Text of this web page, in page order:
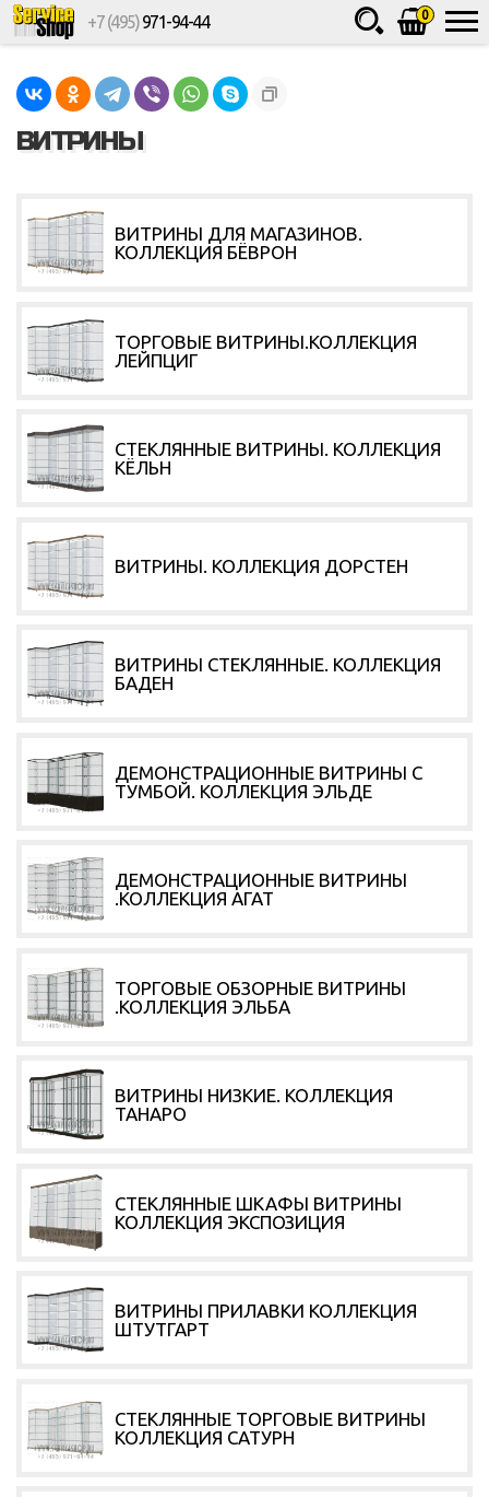
Service
0
+7 (495)971-94-44
ВИТРИНЫ
ВИТРИНЫ ДЛЯ МАГАЗИНОВ.
КОЛЛЕКЦИЯ БЁВРОН
ТОРГОВЫЕ ВИТРИНЫ.КОЛЛЕКЦИЯ
ЛЕЙПЦИГ
СТЕКЛЯННЫЕ ВИТРИНЫ. КОЛЛЕКЦИЯ
КЁЛЬН
ВИТРИНЫ. КОЛЛЕКЦИЯ ДОРСТЕН
ВИТРИНЫ СТЕКЛЯННЫЕ. КОЛЛЕКЦИЯ
БАДЕН
ДЕМОНСТРАЦИОННЫЕ ВИТРИНЫ С
ТУМБОЙ. КОЛЛЕКЦИЯ ЭЛЬДЕ
ДЕМОНСТРАЦИОННЫЕ ВИТРИНЫ
.КОЛЛЕКЦИЯ АГАТ
ТОРГОВЫЕ ОБЗОРНЫЕ ВИТРИНЫ
.КОЛЛЕКЦИЯ ЭЛЬБА
ВИТРИНЫ НИЗКИЕ. КОЛЛЕКЦИЯ
ТАНАРО
СТЕКЛЯННЫЕ ШКАФЫ ВИТРИНЫ
КОЛЛЕКЦИЯ ЭКСПОЗИЦИЯ
ВИТРИНЫ ПРИЛАВКИ КОЛЛЕКЦИЯ
ШТУТГАРТ
СТЕКЛЯННЫЕ ТОРГОВЫЕ ВИТРИНЫ
КОЛЛЕКЦИЯ САТУРН